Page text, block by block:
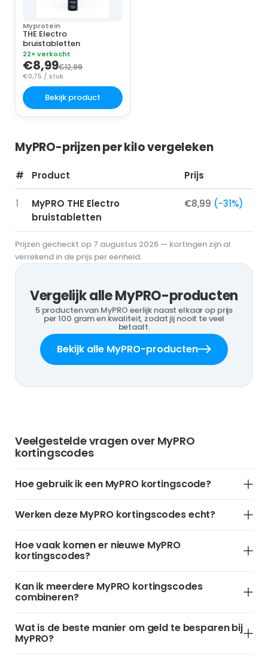
Myprotein
THE Electro
bruistabletten
22× verkocht
€8,99€12,99
€0,75 / stuk
Bekijk product
MyPRO-prijzen per kilo vergeleken
# Product Prijs
1
MyPRO THE Electro
bruistabletten
€8,99 (-31%)
Prijzen gecheckt op 7 augustus 2026 — kortingen zijn al
verrekend in de prijs per eenheid.
Vergelijk alle MyPRO-producten
5 producten van MyPRO eerlijk naast elkaar op prijs
per 100 gram en kwaliteit, zodat jij nooit te veel
betaalt.
Bekijk alle MyPRO-producten
Veelgestelde vragen over MyPRO
kortingscodes
Hoe gebruik ik een MyPRO kortingscode?
Werken deze MyPRO kortingscodes echt?
Hoe vaak komen er nieuwe MyPRO
kortingscodes?
Kan ik meerdere MyPRO kortingscodes
combineren?
Wat is de beste manier om geld te besparen bij
MyPRO?